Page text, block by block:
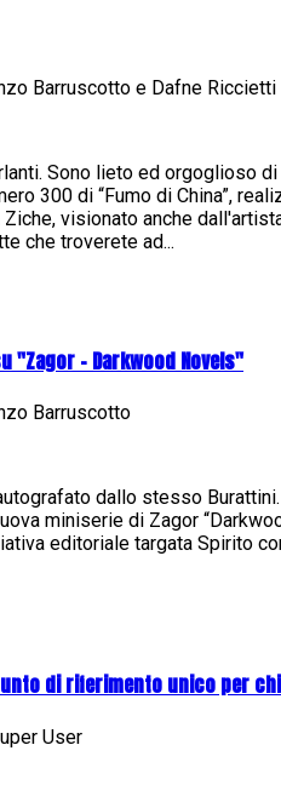
Barruscotto e Dafne Riccietti
Sono lieto ed orgoglioso
300 di “Fumo di China”,
visionato anche
che troverete ad...
su "Zagor - Darkwood Novels"
Barruscotto
dallo stesso
miniserie di Zagor
editoriale targata Spirito
di riferimento unico per
User